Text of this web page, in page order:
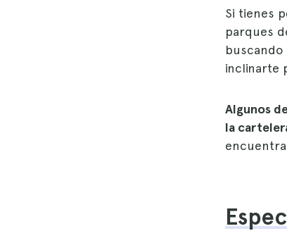
Si tienes
parques
inclinarte
Algunos
la